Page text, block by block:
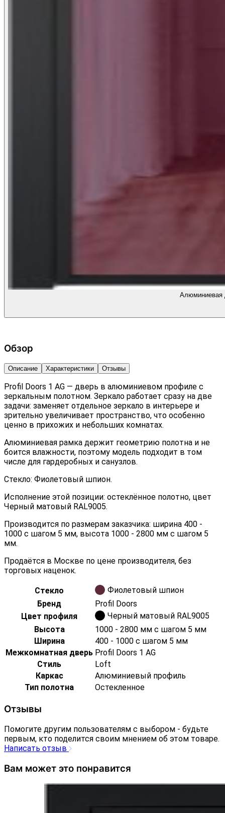
Алюминиевая
Обзор
Описание Характеристики Отзывы
Profil Doors 1 AG — дверь в алюминиевом профиле с
зеркальным полотном. Зеркало работает сразу на две
задачи: заменяет отдельное зеркало в интерьере и
зрительно увеличивает пространство, что особенно
ценно в прихожих и небольших комнатах.
Алюминиевая рамка держит геометрию полотна и не
боится влажности, поэтому модель подходит в том
числе для гардеробных и санузлов.
Стекло: Фиолетовый шпион.
Исполнение этой позиции: остеклённое полотно, цвет
Черный матовый RAL9005.
Производится по размерам заказчика: ширина 400 -
1000 с шагом 5 мм, высота 1000 - 2800 мм с шагом 5
мм.
Продаётся в Москве по цене производителя, без
торговых наценок.
Стекло
Фиолетовый шпион
Бренд
Profil Doors
Цвет профиля
Черный матовый RAL9005
Высота
1000 - 2800 мм с шагом 5 мм
Ширина
400 - 1000 с шагом 5 мм
Межкомнатная дверь Profil Doors 1 AG
Стиль
Loft
Каркас
Алюминиевый профиль
Тип полотна
Остекленное
Отзывы
Помогите другим пользователям с выбором - будьте
первым, кто поделится своим мнением об этом товаре.
Написать отзыв
Вам может это понравится